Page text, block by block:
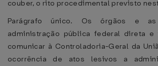
couber, o rito procedimental previsto
Parágrafo único. Os órgãos e
administração pública federal direta e
comunicar à Controladoria-Geral da
ocorrência de atos lesivos a